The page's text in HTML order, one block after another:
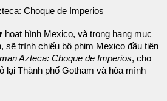
Choque de Imperios
hoạt hình Mexico, và trong hạng mục
sẽ trình chiếu bộ phim Mexico đầu tiên
Azteca: Choque de Imperios, cho
lại Thành phố Gotham và hòa mình